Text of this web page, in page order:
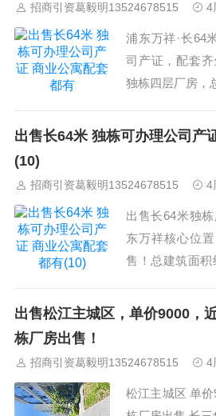
证，首付仅2成
招商引资葛毅明13524678515 4
浦东万祥·长64
司产证，配套齐
独栋四层厂房，
高7.5米，可做
证，首付仅2成
出售长64米 独栋可办理公司产
(10)
招商引资葛毅明13524678515 4
出售长64米独
东万祥核心位
售！总建筑面积
全。售价4900万
出售松江主城区，单价9000，
栋厂房出售！
招商引资葛毅明13524678515 4
松江主城区 单